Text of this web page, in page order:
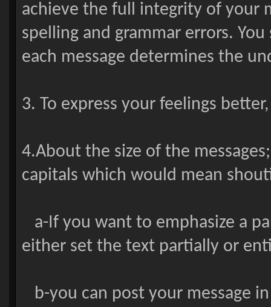
achieve the full integrity of your
spelling and grammar errors.
each message determines the
3. To express your feelings
4.About the size of the
capitals which would mean
a-If you want to emphasize a
either set the text partially or
b-you can post your message